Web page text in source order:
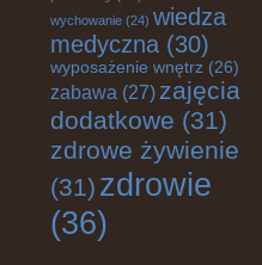
wychowanie (24) wiedza
medyczna (30)
wyposażenie wnętrz (26)
zabawa (27)zajęcia
dodatkowe (31)
zdrowe żywienie
(31) zdrowie
(36)